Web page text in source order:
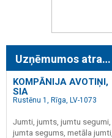
Uzņēmumos atrasts: 779
KOMPĀNIJA AVOTIŅI,
SIA
Rustēnu 1, Rīga, LV-1073
Jumti, jumts, jumtu segumi,
jumta segums, metāla jumti,